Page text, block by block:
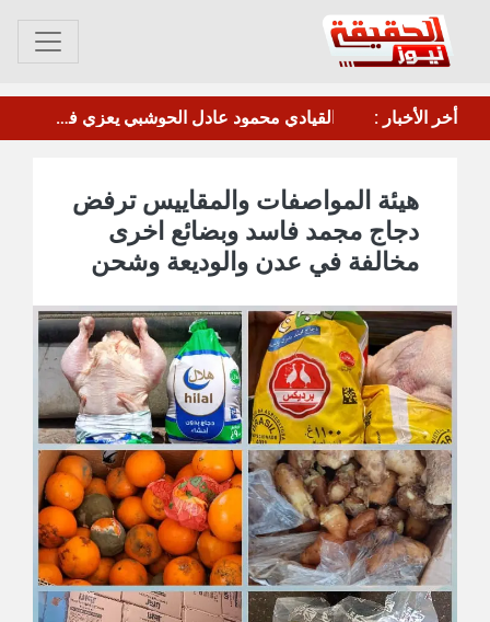
أخر الأخبار : تحذيرات من ذروة موجة الأمطار والعواصف الرعدية في حضرموت
هيئة المواصفات والمقاييس ترفض
دجاج مجمد فاسد وبضائع اخرى
مخالفة في عدن والوديعة وشحن